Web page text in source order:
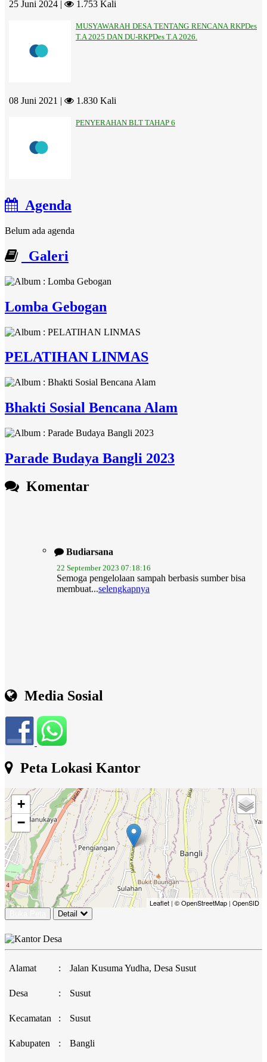
25 Juni 2024 | 1.753 Kali
MUSYAWARAH DESA TENTANG RENCANA RKPDes
T.A 2025 DAN DU-RKPDes T.A 2026.
08 Juni 2021 | 1.830 Kali
PENYERAHAN BLT TAHAP 6
Agenda
Belum ada agenda
Galeri
Lomba Gebogan
PELATIHAN LINMAS
Bhakti Sosial Bencana Alam
Parade Budaya Bangli 2023
Komentar
22 September 2023 07:18:16
membuat...selengkapnya
Media Sosial
Peta Lokasi Kantor
+
−
Leaflet |© OpenStreetMap | OpenSID
Detail
Alamat : Jalan Kusuma Yudha, Desa Susut
Desa : Susut
Kecamatan : Susut
Kabupaten : Bangli